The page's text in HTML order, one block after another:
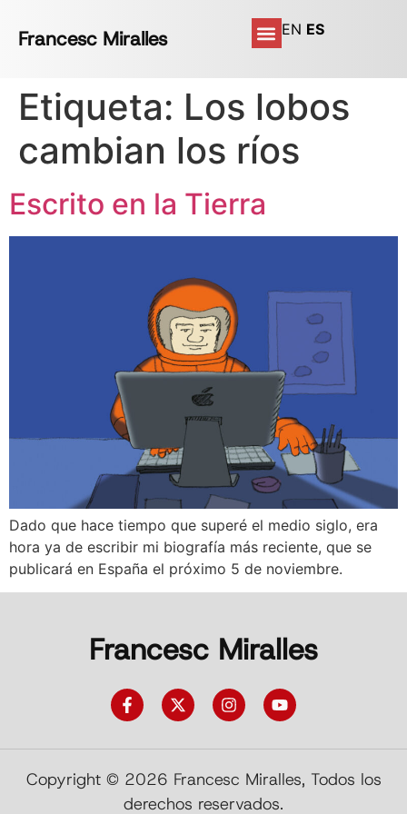
Francesc Miralles EN ES
Etiqueta: Los lobos
cambian los ríos
Escrito en la Tierra
Dado que hace tiempo que superé el medio siglo, era
hora ya de escribir mi biografía más reciente, que se
publicará en España el próximo 5 de noviembre.
Francesc Miralles
Copyright © 2026 Francesc Miralles, Todos los
derechos reservados.